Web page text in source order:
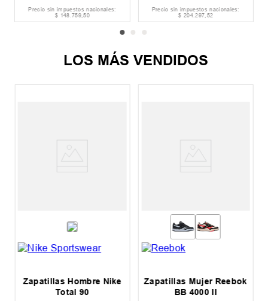
Precio sin impuestos nacionales:
$ 148.759,50
Precio sin impuestos nacionales:
$ 204.297,52
LOS MÁS VENDIDOS
Zapatillas Hombre Nike
Total 90
Zapatillas Mujer Reebok
BB 4000 II